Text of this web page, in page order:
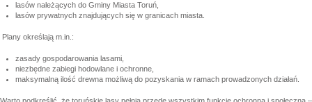
lasów należących do Gminy Miasta Toruń,
lasów prywatnych znajdujących się w granicach miasta.
Plany określają m.in.:
zasady gospodarowania lasami,
niezbędne zabiegi hodowlane i ochronne,
maksymalną ilość drewna możliwą do pozyskania w ramach prowadzonych działań.